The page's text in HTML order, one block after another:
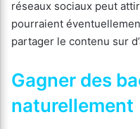
réseaux sociaux peut
pourraient
partager le contenu sur
Gagner des
naturellement